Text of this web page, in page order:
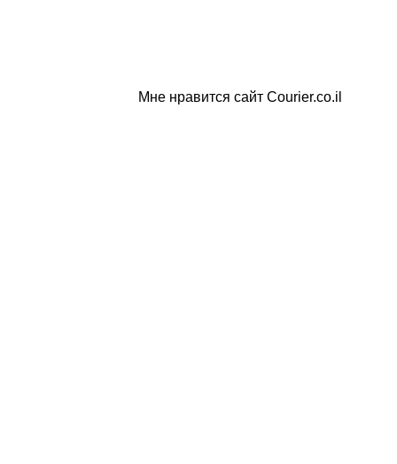
Мне нравится сайт Courier.co.il